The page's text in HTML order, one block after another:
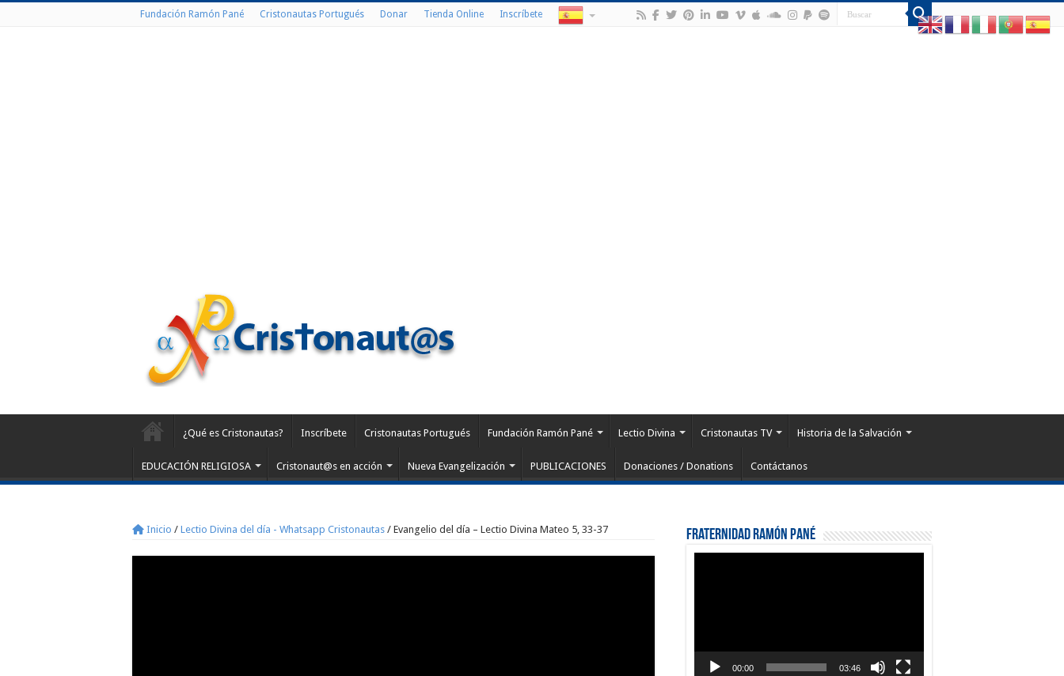
Fundación Ramón Pané Cristonautas Portugués Donar Tienda Online Inscríbete
¿Qué es Cristonautas? Inscríbete Cristonautas Portugués Fundación Ramón Pané Lectio Divina Cristonautas TV Historia de la Salvación
EDUCACIÓN RELIGIOSA Cristonaut@s en acción Nueva Evangelización PUBLICACIONES Donaciones / Donations Contáctanos
Inicio / Lectio Divina del día - Whatsapp Cristonautas / Evangelio del día – Lectio Divina Mateo 5, 33-37 Fraternidad Ramón Pané
00:00 03:46